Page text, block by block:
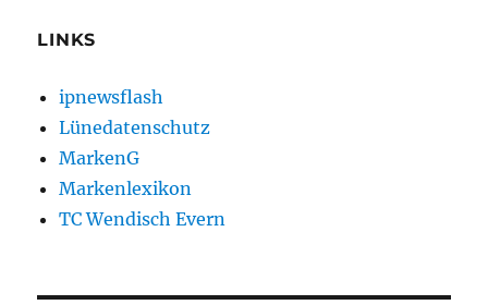
LINKS
ipnewsflash
Lünedatenschutz
MarkenG
Markenlexikon
TC Wendisch Evern